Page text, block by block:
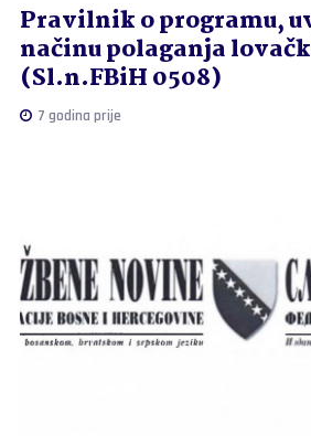
Pravilnik o programu,
načinu polaganja
(Sl.n.FBiH 0508)
7 godina prije